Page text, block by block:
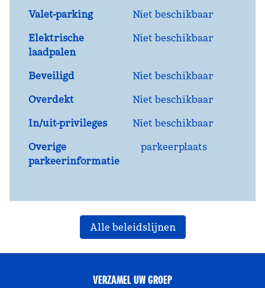
Valet-parking
Niet beschikbaar
Elektrische
laadpalen
Niet beschikbaar
Beveiligd
Niet beschikbaar
Overdekt
Niet beschikbaar
In/uit-privileges
Niet beschikbaar
Overige
parkeerinformatie
parkeerplaats
Alle beleidslijnen
VERZAMEL UW GROEP